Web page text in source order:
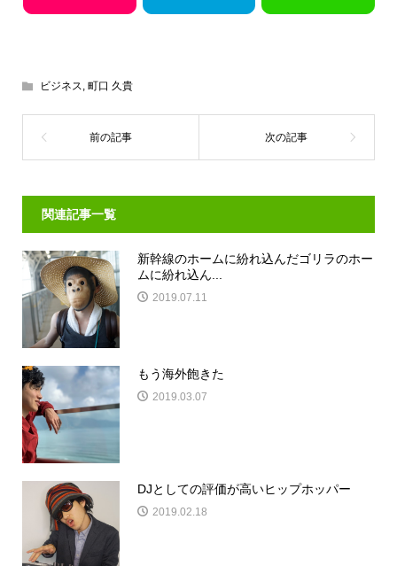
ビジネス, 町口 久貴
関連記事一覧
新幹線のホームに紛れ込んだゴリラのホー
ムに紛れ込ん...
2019.07.11
もう海外飽きた
2019.03.07
DJとしての評価が高いヒップホッパー
2019.02.18